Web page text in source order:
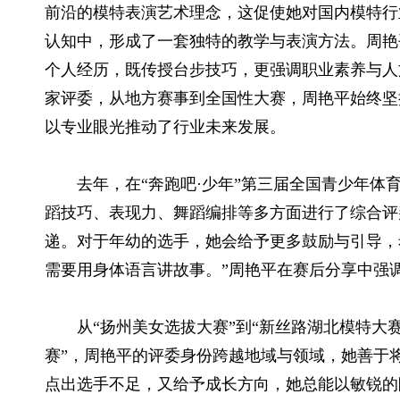
前沿的模特表演艺术理念，这促使她对国内模特
认知中，形成了一套独特的教学与表演方法。周
个人经历，既传授台步技巧，更强调职业素养与
家评委，从地方赛事到全国性大赛，周艳平始终
以专业眼光推动了行业未来发展。
去年，在“奔跑吧·少年”第三届全国青少年
蹈技巧、表现力、舞蹈编排等多方面进行了综合
递。对于年幼的选手，她会给予更多鼓励与引导
需要用身体语言讲故事。”周艳平在赛后分享中强
从“扬州美女选拔大赛”到“新丝路湖北模特
赛”，周艳平的评委身份跨越地域与领域，她善
点出选手不足，又给予成长方向，她总能以敏锐